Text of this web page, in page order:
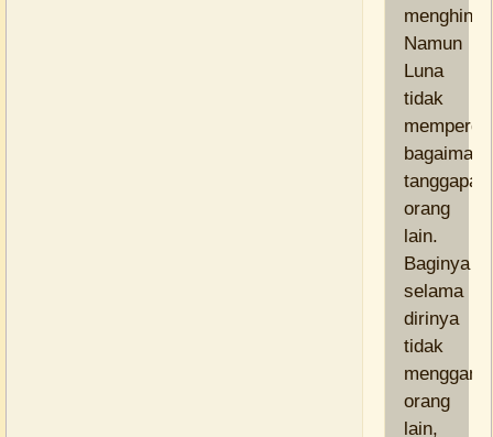
menghina.
Namun
Luna
tidak
bagaimana
tanggapan
orang
lain.
Baginya
selama
dirinya
tidak
orang
lain,